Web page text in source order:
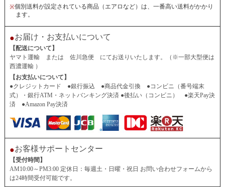
※個別送料が設定されている商品（エアロなど）は、一番高い送料がかかり
ます。
●お届け・お支払いについて
【配送について】
ヤマト運輸 または 佐川急便 にてお送りいたします。（※一部大型便は
西濃運輸 ）
【お支払いについて】
●クレジットカード ●銀行振込 ●商品代金引換 ●コンビニ（番号端末
式）・銀行ATM・ネットバンキング決済 ●後払い（コンビニ） ●楽天Pay決
済 ●Amazon Pay決済
●お客様サポートセンター
【受付時間】
AM10:00～PM3:00 定休日：毎週土・日曜・祝日 お問い合わせフォームから
は24時間受付可能です。